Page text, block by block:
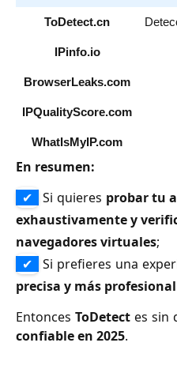
ToDetect.cn
IPinfo.io
BrowserLeaks.com
IPQualityScore.com
WhatIsMyIP.com
En resumen:
✔
Si quieres probar tu
exhaustivamente y
navegadores virtuales;
✔
Si prefieres una
precisa y más
Entonces ToDetect es sin
confiable en 2025.